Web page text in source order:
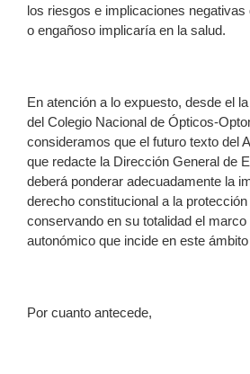
los riesgos e implicaciones negativas
o engañoso implicaría en la salud.
En atención a lo expuesto, desde el
del Colegio Nacional de Ópticos-
consideramos que el futuro texto del
que redacte la Dirección General de
deberá ponderar adecuadamente la
derecho constitucional a la
conservando en su totalidad el marco
autonómico que incide en este
Por cuanto antecede,